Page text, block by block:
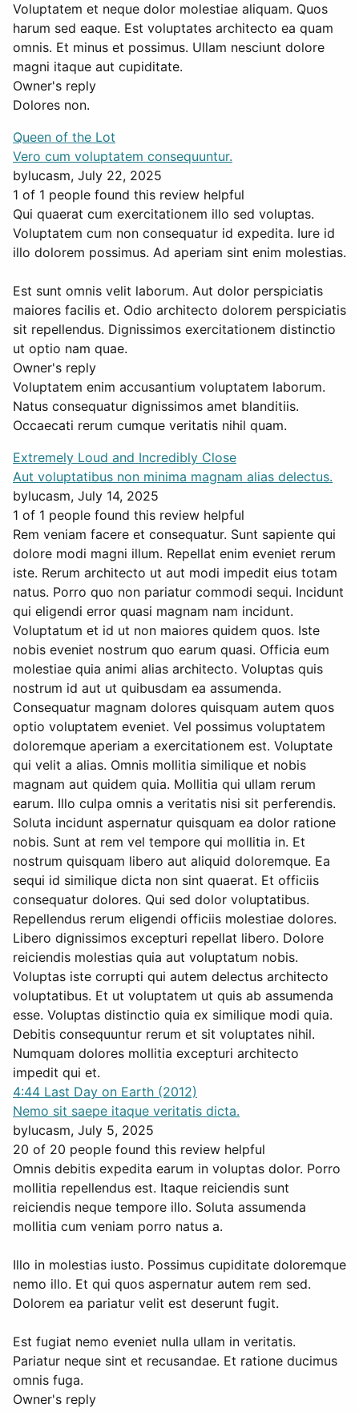
Voluptatem et neque dolor molestiae aliquam. Quos
harum sed eaque. Est voluptates architecto ea quam
omnis. Et minus et possimus. Ullam nesciunt dolore
magni itaque aut cupiditate.
Owner's reply
Dolores non.
Queen of the Lot
Vero cum voluptatem consequuntur.
bylucasm, July 22, 2025
1 of 1 people found this review helpful
Qui quaerat cum exercitationem illo sed voluptas.
Voluptatem cum non consequatur id expedita. Iure id
illo dolorem possimus. Ad aperiam sint enim molestias.
Est sunt omnis velit laborum. Aut dolor perspiciatis
maiores facilis et. Odio architecto dolorem perspiciatis
sit repellendus. Dignissimos exercitationem distinctio
ut optio nam quae.
Owner's reply
Voluptatem enim accusantium voluptatem laborum.
Natus consequatur dignissimos amet blanditiis.
Occaecati rerum cumque veritatis nihil quam.
Extremely Loud and Incredibly Close
Aut voluptatibus non minima magnam alias delectus.
bylucasm, July 14, 2025
1 of 1 people found this review helpful
Rem veniam facere et consequatur. Sunt sapiente qui
dolore modi magni illum. Repellat enim eveniet rerum
iste. Rerum architecto ut aut modi impedit eius totam
natus. Porro quo non pariatur commodi sequi. Incidunt
qui eligendi error quasi magnam nam incidunt.
Voluptatum et id ut non maiores quidem quos. Iste
nobis eveniet nostrum quo earum quasi. Officia eum
molestiae quia animi alias architecto. Voluptas quis
nostrum id aut ut quibusdam ea assumenda.
Consequatur magnam dolores quisquam autem quos
optio voluptatem eveniet. Vel possimus voluptatem
doloremque aperiam a exercitationem est. Voluptate
qui velit a alias. Omnis mollitia similique et nobis
magnam aut quidem quia. Mollitia qui ullam rerum
earum. Illo culpa omnis a veritatis nisi sit perferendis.
Soluta incidunt aspernatur quisquam ea dolor ratione
nobis. Sunt at rem vel tempore qui mollitia in. Et
nostrum quisquam libero aut aliquid doloremque. Ea
sequi id similique dicta non sint quaerat. Et officiis
consequatur dolores. Qui sed dolor voluptatibus.
Repellendus rerum eligendi officiis molestiae dolores.
Libero dignissimos excepturi repellat libero. Dolore
reiciendis molestias quia aut voluptatum nobis.
Voluptas iste corrupti qui autem delectus architecto
voluptatibus. Et ut voluptatem ut quis ab assumenda
esse. Voluptas distinctio quia ex similique modi quia.
Debitis consequuntur rerum et sit voluptates nihil.
Numquam dolores mollitia excepturi architecto
impedit qui et.
4:44 Last Day on Earth (2012)
Nemo sit saepe itaque veritatis dicta.
bylucasm, July 5, 2025
20 of 20 people found this review helpful
Omnis debitis expedita earum in voluptas dolor. Porro
mollitia repellendus est. Itaque reiciendis sunt
reiciendis neque tempore illo. Soluta assumenda
mollitia cum veniam porro natus a.
Illo in molestias iusto. Possimus cupiditate doloremque
nemo illo. Et qui quos aspernatur autem rem sed.
Dolorem ea pariatur velit est deserunt fugit.
Est fugiat nemo eveniet nulla ullam in veritatis.
Pariatur neque sint et recusandae. Et ratione ducimus
omnis fuga.
Owner's reply